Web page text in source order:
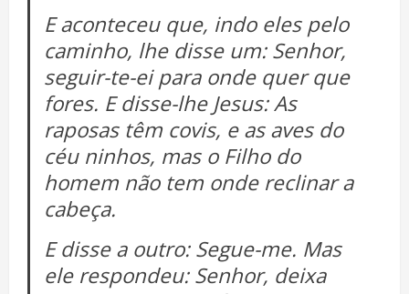
E aconteceu que, indo eles pelo
caminho, lhe disse um: Senhor,
seguir-te-ei para onde quer que
fores. E disse-lhe Jesus: As
raposas têm covis, e as aves do
céu ninhos, mas o Filho do
homem não tem onde reclinar a
cabeça.
E disse a outro: Segue-me. Mas
ele respondeu: Senhor, deixa